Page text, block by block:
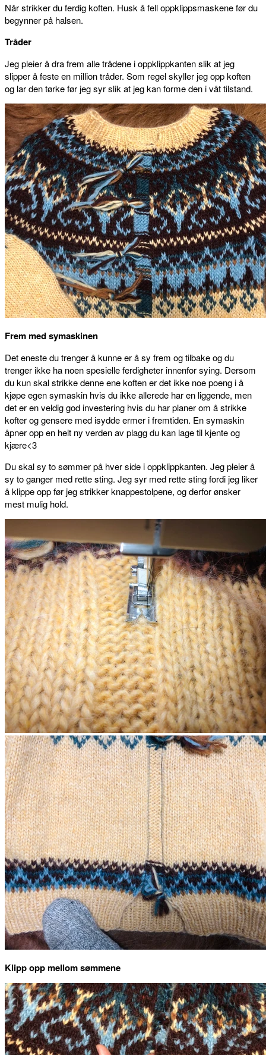
Når strikker du ferdig koften. Husk å fell oppklippsmaskene før du
begynner på halsen.
Tråder
Jeg pleier å dra frem alle trådene i oppklippkanten slik at jeg
slipper å feste en million tråder. Som regel skyller jeg opp koften
og lar den tørke før jeg syr slik at jeg kan forme den i våt tilstand.
Frem med symaskinen
Det eneste du trenger å kunne er å sy frem og tilbake og du
trenger ikke ha noen spesielle ferdigheter innenfor sying. Dersom
du kun skal strikke denne ene koften er det ikke noe poeng i å
kjøpe egen symaskin hvis du ikke allerede har en liggende, men
det er en veldig god investering hvis du har planer om å strikke
kofter og gensere med isydde ermer i fremtiden. En symaskin
åpner opp en helt ny verden av plagg du kan lage til kjente og
kjære<3
Du skal sy to sømmer på hver side i oppklippkanten. Jeg pleier å
sy to ganger med rette sting. Jeg syr med rette sting fordi jeg liker
å klippe opp før jeg strikker knappestolpene, og derfor ønsker
mest mulig hold.
Klipp opp mellom sømmene